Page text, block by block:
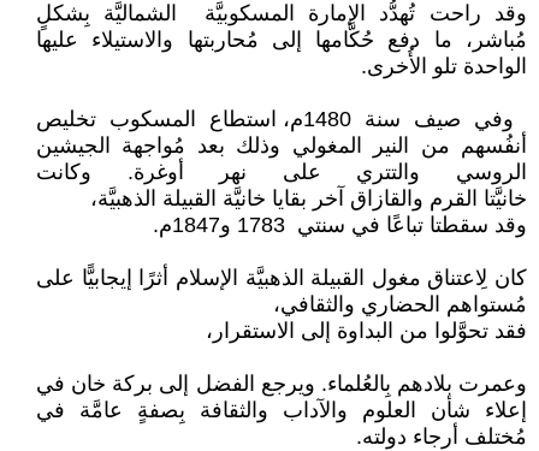
وقد راحت تُهدُّد الإمارة المسكوبيَّة الشماليَّة بِشكلٍ
مُباشر، ما دفع حُكَّامها إلى مُحاربتها والاستيلاء عليها
الواحدة تلو الأُخرى.
وفي صيف سنة 1480م، استطاع المسكوب تخليص
أنفُسهم من النير المغولي وذلك بعد مُواجهة الجيشين
الروسي والتتري على نهر أوغرة. وكانت
خانيَّتا القرم والقازاق آخر بقايا خانيَّة القبيلة الذهبيَّة،
وقد سقطتا تباعًا في سنتي 1783 و1847م.
كان لِاعتناق مغول القبيلة الذهبيَّة الإسلام أثرًا إيجابيًّا على
مُستواهم الحضاري والثقافي،
فقد تحوَّلوا من البداوة إلى الاستقرار،
وعمرت بلادهم بِالعُلماء. ويرجع الفضل إلى بركة خان في
إعلاء شأن العلوم والآداب والثقافة بِصفةٍ عامَّة في
مُختلف أرجاء دولته.